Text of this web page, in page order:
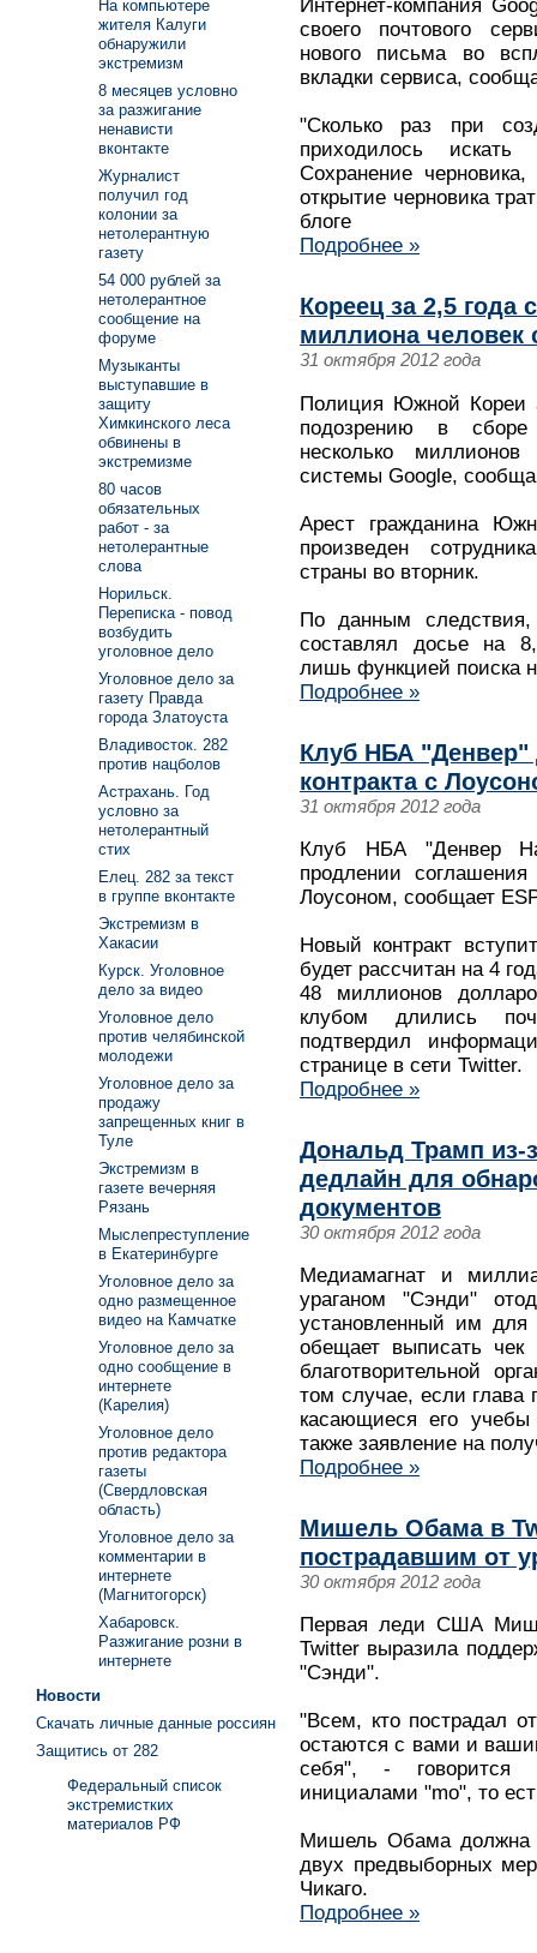
Интернет-компания
своего почтового
нового письма во
вкладки сервиса,
"Сколько раз при
приходилось
Сохранение
открытие черновика
блоге
Подробнее »
Кореец за 2,5 года
миллиона
31 октября 2012 года
Полиция Южной Кореи
подозрению в
несколько
системы Google,
Арест гражданина
произведен
страны во вторник.
По данным
составлял досье на
лишь функцией поиска
Подробнее »
Клуб НБА "Денвер"
контракта с
31 октября 2012 года
Клуб НБА "Денвер
продлении
Лоусоном, сообщает
Новый контракт
будет рассчитан на 4
48 миллионов
клубом длились
подтвердил
странице в сети Twitter.
Подробнее »
Дональд Трамп из-
дедлайн для
документов
30 октября 2012 года
Медиамагнат и
ураганом "Сэнди"
установленный им
обещает выписать
благотворительной
том случае, если глава
касающиеся его
также заявление на
Подробнее »
Мишель Обама в
пострадавшим от
30 октября 2012 года
Первая леди США
Twitter выразила
"Сэнди".
"Всем, кто пострадал
остаются с вами и
себя", - говорится
инициалами "mo", то
Мишель Обама должна
двух предвыборных
Чикаго.
Подробнее »
На компьютере
жителя Калуги
обнаружили
экстремизм
8 месяцев условно
за разжигание
ненависти
вконтакте
Журналист
получил год
колонии за
нетолерантную
газету
54 000 рублей за
нетолерантное
сообщение на
форуме
Музыканты
выступавшие в
защиту
Химкинского леса
обвинены в
экстремизме
80 часов
обязательных
работ - за
нетолерантные
слова
Норильск.
Переписка - повод
возбудить
уголовное дело
Уголовное дело за
газету Правда
города Златоуста
Владивосток. 282
против нацболов
Астрахань. Год
условно за
нетолерантный
стих
Елец. 282 за текст
в группе вконтакте
Экстремизм в
Хакасии
Курск. Уголовное
дело за видео
Уголовное дело
против челябинской
молодежи
Уголовное дело за
продажу
запрещенных книг в
Туле
Экстремизм в
газете вечерняя
Рязань
Мыслепреступление
в Екатеринбурге
Уголовное дело за
одно размещенное
видео на Камчатке
Уголовное дело за
одно сообщение в
интернете
(Карелия)
Уголовное дело
против редактора
газеты
(Свердловская
область)
Уголовное дело за
комментарии в
интернете
(Магнитогорск)
Хабаровск.
Разжигание розни в
интернете
Новости
Скачать личные данные россиян
Защитись от 282
Федеральный список
экстремистких
материалов РФ